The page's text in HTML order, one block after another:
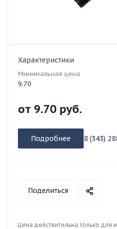
Характеристики
Минимальная цена
9.70
от 9.70 руб.
Подробнее 8 (343)
Поделиться
Цена действительна только для